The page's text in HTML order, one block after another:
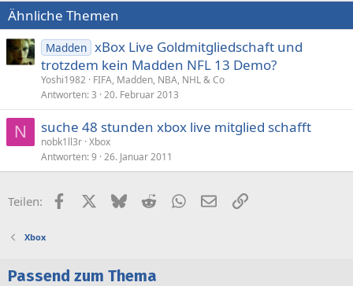
Ähnliche Themen
Madden xBox Live Goldmitgliedschaft und
trotzdem kein Madden NFL 13 Demo?
Yoshi1982 FIFA, Madden, NBA, NHL & Co
Antworten 3 20. Februar 2013
N suche 48 stunden xbox live mitglied schafft
nobk1ll3r Xbox
Antworten 9 26. Januar 2011
Teilen: FacebookX (Twitter)
BlueskyRedditWhatsApp
E-MailLink
Xbox
Passend zum Thema